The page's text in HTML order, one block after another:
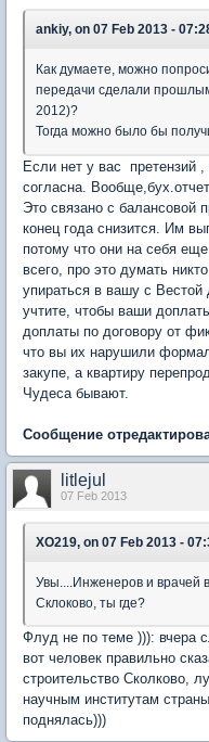
ankiy, on 07 Feb 2013 -
Как думаете, можно
передачи сделали
2012)?
Тогда можно было бы
Если нет у вас претензий
согласна.
Это связано с балансовой
конец года снизится. Им
потому что они на себя
всего, про это думать
упираться в вашу с Вестой
учтите, чтобы ваши
доплаты по договору от
что вы их нарушили
закупе, а квартиру
Чудеса бывают.
Сообщение
litlejul
07 Feb 2013
XO219, on 07 Feb 2013 -
Увы....Инженеров и врачей
Склоково, ты где?
Флуд не по теме ))): вчера
вот человек правильно
строительство Сколково,
научным институтам
поднялась)))